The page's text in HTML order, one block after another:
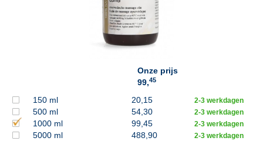
Onze prijs
99,45
150 ml 20,15 2-3 werkdagen
500 ml 54,30 2-3 werkdagen
1000 ml 99,45 2-3 werkdagen
5000 ml 488,90 2-3 werkdagen